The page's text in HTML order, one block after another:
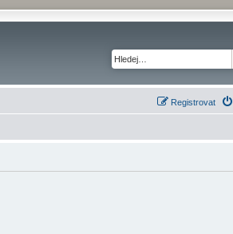
Registrovat